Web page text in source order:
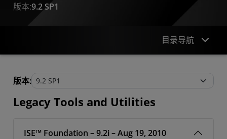
版本:9.2 SP1
目录导航
Legacy Tools and Utilities
版本:
Legacy Tools and Utilities
ISE™ Foundation – 9.2i – Aug 19, 2010